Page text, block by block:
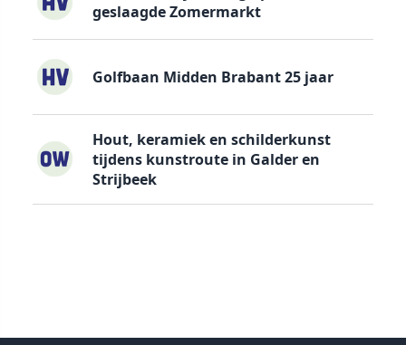
geslaagde Zomermarkt
Golfbaan Midden Brabant 25 jaar
Hout, keramiek en schilderkunst
tijdens kunstroute in Galder en
Strijbeek